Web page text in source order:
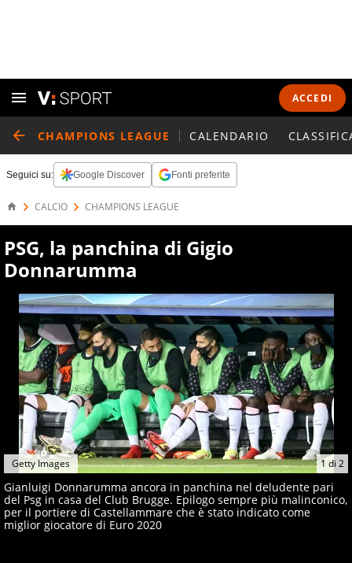
ACCEDI
CHAMPIONS LEAGUE CALENDARIO
Seguici su: Google Discover Fonti preferite
CALCIO CHAMPIONS LEAGUE
PSG, la panchina di Gigio
Donnarumma
1di 2
Getty Images
Gianluigi Donnarumma ancora in panchina nel deludente pari
del Psg in casa del Club Brugge. Epilogo sempre più malinconico,
per il portiere di Castellammare che è stato indicato come
miglior giocatore di Euro 2020